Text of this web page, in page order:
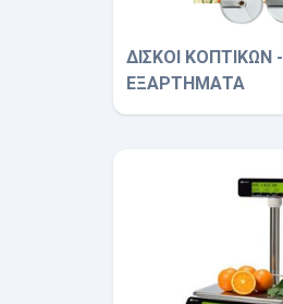
ΔΙΣΚΟΙ ΚΟΠΤΙΚΩΝ -
ΕΞΑΡΤΗΜΑΤΑ